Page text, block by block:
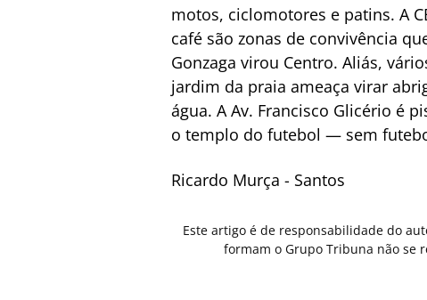
motos, ciclomotores e patins. A
café são zonas de convivência
Gonzaga virou Centro. Aliás,
jardim da praia ameaça virar
água. A Av. Francisco Glicério é
o templo do futebol — sem
Ricardo Murça - Santos
Este artigo é de responsabilidade do
formam o Grupo Tribuna não se